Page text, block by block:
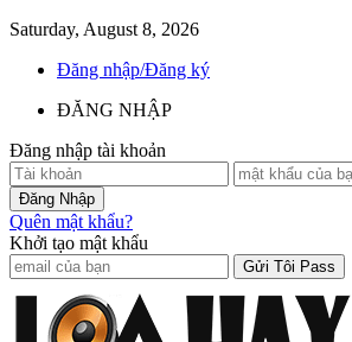
Saturday, August 8, 2026
Đăng nhập/Đăng ký
ĐĂNG NHẬP
Đăng nhập tài khoản
Quên mật khẩu?
Khởi tạo mật khẩu